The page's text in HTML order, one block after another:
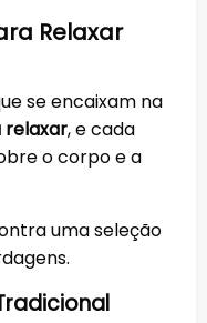
Relaxar
se encaixam na
relaxar, e cada
o corpo e a
uma seleção